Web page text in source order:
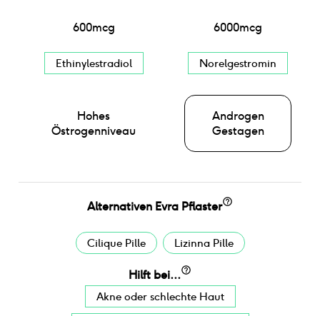
600mcg
Ethinylestradiol
Hohes
Östrogenniveau
6000mcg
Norelgestromin
Androgen
Gestagen
Alternativen Evra Pflaster
Cilique Pille Lizinna Pille
Hilft bei...
Akne oder schlechte Haut